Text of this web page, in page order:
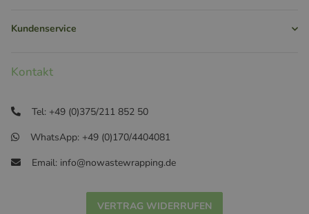
Kundenservice
Kontakt
Tel: +49 (0)375/211 852 50
WhatsApp: +49 (0)170/4404081
Email: info@nowastewrapping.de
VERTRAG WIDERRUFEN